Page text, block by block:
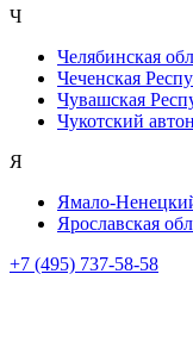
Ч
Челябинская
Чеченская
Чувашская
Чукотский
Я
Ямало-
Ярославская
+7 (495) 737-58-58